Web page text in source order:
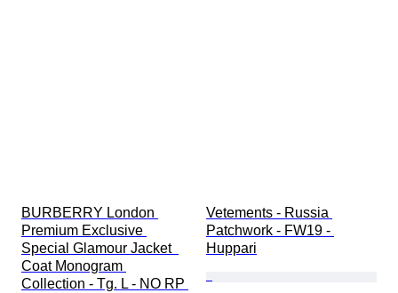
BURBERRY London
Premium Exclusive
Special Glamour Jacket
Coat Monogram
Collection - Tg. L - NO RP
Vetements - Russia
Patchwork - FW19 -
Huppari